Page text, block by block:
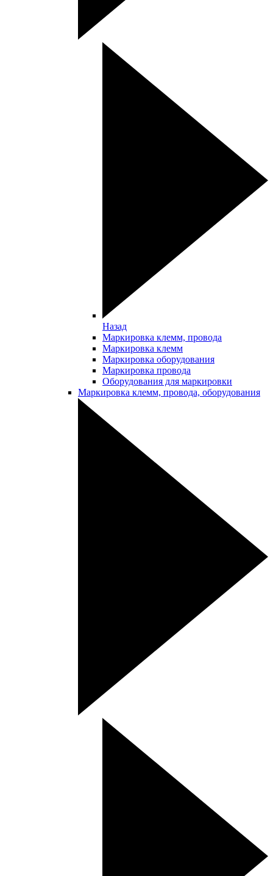
Назад
Маркировка клемм, провода
Маркировка клемм
Маркировка оборудования
Маркировка провода
Оборудования для маркировки
Маркировка клемм, провода, оборудования